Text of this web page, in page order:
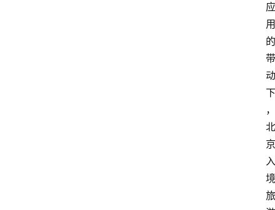
应
用
的
带
动
下
，
北
京
入
境
旅